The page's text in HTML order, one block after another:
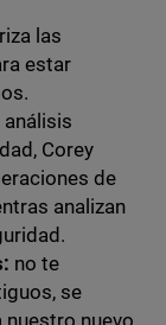
las
estar
Corey
de
analizan
no te
se